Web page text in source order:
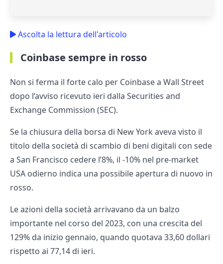
Ascolta la lettura dell'articolo
Coinbase sempre in rosso
Non si ferma il forte calo per Coinbase a Wall Street
dopo l’avviso ricevuto ieri dalla Securities and
Exchange Commission (SEC).
Se la chiusura della borsa di New York aveva visto il
titolo della società di scambio di beni digitali con sede
a San Francisco cedere l’8%, il -10% nel pre-market
USA odierno indica una possibile apertura di nuovo in
rosso.
Le azioni della società arrivavano da un balzo
importante nel corso del 2023, con una crescita del
129% da inizio gennaio, quando quotava 33,60 dollari
rispetto ai 77,14 di ieri.